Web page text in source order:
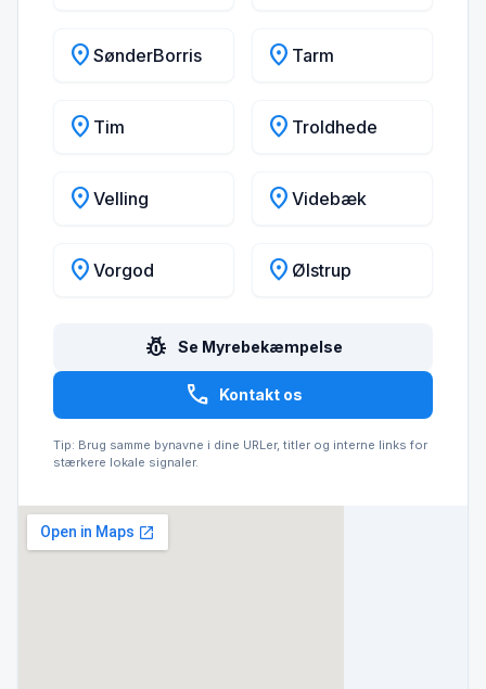
location_on SønderBorris location_on Tarm
location_on Tim location_on Troldhede
location_on Velling location_on Videbæk
location_on Vorgod location_on Ølstrup
pest_control Se Myrebekæmpelse
call Kontakt os
Tip: Brug samme bynavne i dine URLer, titler og interne links for
stærkere lokale signaler.